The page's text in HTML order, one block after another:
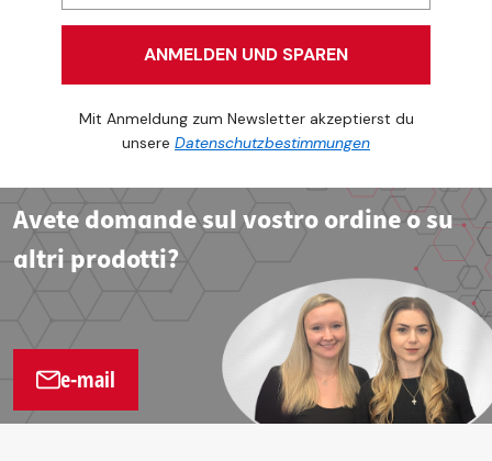
ANMELDEN UND SPAREN
Mit Anmeldung zum Newsletter akzeptierst du
unsere Datenschutzbestimmungen
Avete domande sul vostro ordine o su
altri prodotti?
e-mail